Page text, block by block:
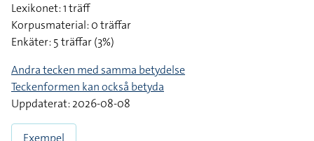
Lexikonet: 1 träff
Korpusmaterial: 0 träffar
Enkäter: 5 träffar (3%)
Andra tecken med samma betydelse
Teckenformen kan också betyda
Uppdaterat: 2026-08-08
Exempel